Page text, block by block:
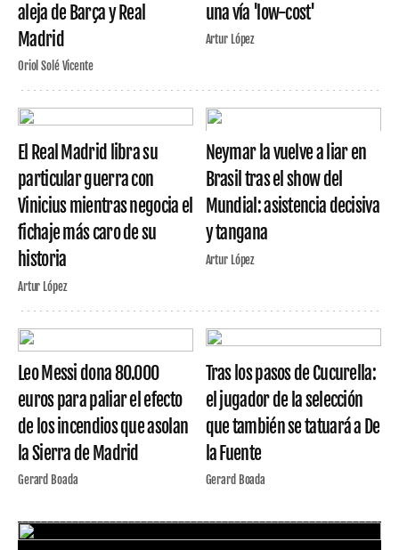
aleja de Barça y Real
Madrid
Oriol Solé Vicente
una vía 'low-cost'
Artur López
El Real Madrid libra su
particular guerra con
Vinicius mientras negocia el
fichaje más caro de su
historia
Artur López
Neymar la vuelve a liar en
Brasil tras el show del
Mundial: asistencia decisiva
y tangana
Artur López
Leo Messi dona 80.000
euros para paliar el efecto
de los incendios que asolan
la Sierra de Madrid
Gerard Boada
Tras los pasos de Cucurella:
el jugador de la selección
que también se tatuará a De
la Fuente
Gerard Boada